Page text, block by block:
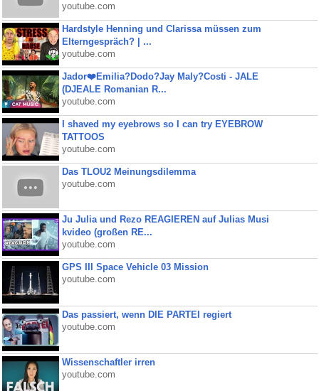
youtube.com
Hardstyle Henning und Clarissa müssen zum
Elterngespräch? | ...
youtube.com
Jador❤️Emilia?Dodo?Jay Maly?Costi - JALE
(DJEALE Romanian R...
youtube.com
I shaved my eyebrows so I can try EYEBROW
TATTOOS
youtube.com
Das TLOU2 Meinungsdilemma
youtube.com
Ju Julia und Rezo REAGIEREN auf Julias Musi
kvideo (großen RE...
youtube.com
GPS III Space Vehicle 03 Mission
youtube.com
Das passiert, wenn DIE PARTEI regiert
youtube.com
Wissenschaftler irren
youtube.com